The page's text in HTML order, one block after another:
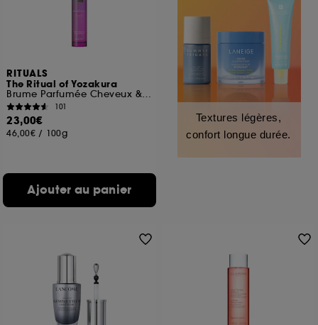
RITUALS
The Ritual of Yozakura
Brume Parfumée Cheveux & Corps
101
23,00€
46,00€ / 100g
Ajouter au panier
Textures légères,
confort longue durée.